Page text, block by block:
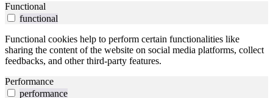
Functional
functional
Functional cookies help to perform certain functionalities like
sharing the content of the website on social media platforms, collect
feedbacks, and other third-party features.
Performance
performance